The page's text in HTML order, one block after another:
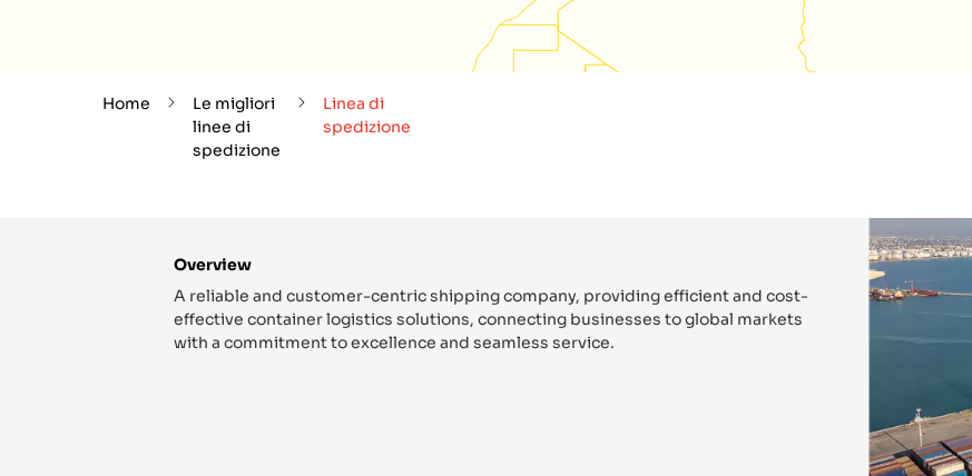
Home
Le migliori
linee di
spedizione
Linea di
spedizione
Overview
A reliable and customer-centric shipping company, providing efficient and cost-
effective container logistics solutions, connecting businesses to global markets
with a commitment to excellence and seamless service.